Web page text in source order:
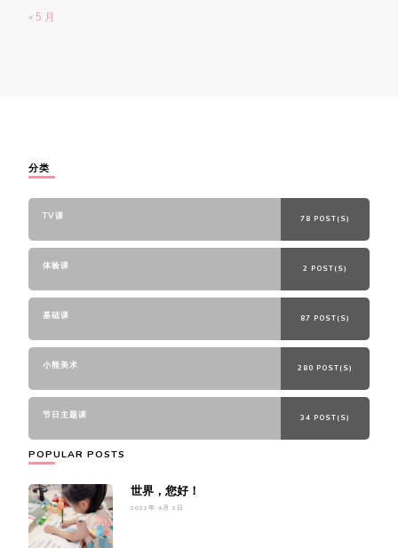
« 5 月
分类
TV课 78 POST(S)
体验课 2 POST(S)
基础课 87 POST(S)
小熊美术 280 POST(S)
节日主题课 34 POST(S)
POPULAR POSTS
世界，您好！
2022年 9月 2日